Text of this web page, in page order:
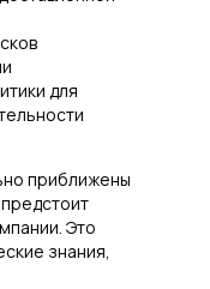
для
приближены
Это
знания,